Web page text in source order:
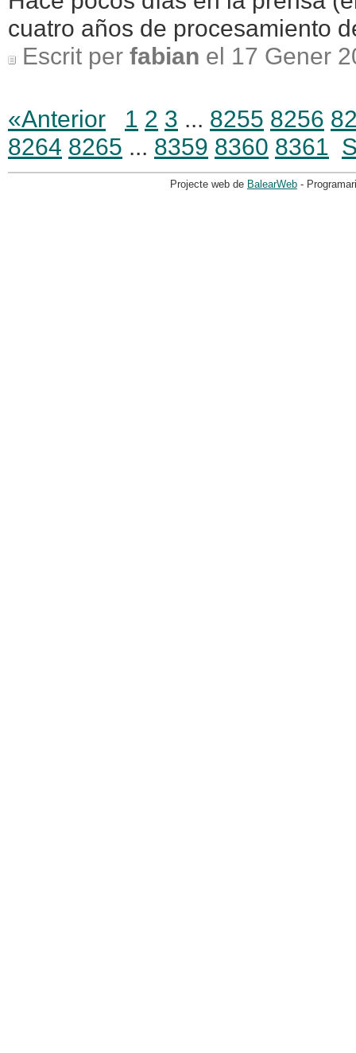
cuatro años de procesamiento
Escrit per fabian el 17 Gener
«Anterior 1 2 3 ... 8255 8256
8264 8265 ... 8359 8360 8361
Projecte web de BalearWeb-